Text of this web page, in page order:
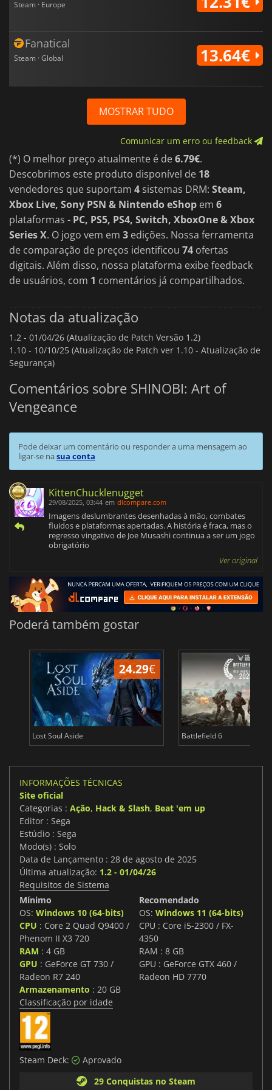
Steam · Europe
Fanatical
Steam · Global 13.64€
MOSTRAR TUDO
Comunicar um erro ou feedback
(*) O melhor preço atualmente é de6.79€.
Descobrimos este produto disponível de 18
vendedores que suportam 4 sistemas DRM: Steam,
Xbox Live, Sony PSN & Nintendo eShop em 6
plataformas - PC, PS5, PS4, Switch, XboxOne & Xbox
Series X. O jogo vem em 3 edições. Nossa ferramenta
de comparação de preços identificou 74 ofertas
digitais. Além disso, nossa plataforma exibe feedback
de usuários, com 1 comentários já compartilhados.
Notas da atualização
1.2 - 01/04/26 (Atualização de Patch Versão 1.2)
1.10 - 10/10/25 (Atualização de Patch ver 1.10 - Atualização de
Segurança)
Comentários sobre SHINOBI: Art of
Vengeance
Pode deixar um comentário ou responder a uma mensagem ao
ligar-se nasua conta
KittenChucklenugget
29/08/2025, 03:44 em dlcompare.com
Imagens deslumbrantes desenhadas à mão, combates
fluidos e plataformas apertadas. A história é fraca, mas o
regresso vingativo de Joe Musashi continua a ser um jogo
obrigatório
Ver original
Poderá também gostar
24.29€
Lost Soul Aside Battlefield 6
INFORMAÇÕES TÉCNICAS
Site oficial
Categorias : Ação, Hack & Slash, Beat 'em up
Editor : Sega
Estúdio : Sega
Modo(s) : Solo
Data de Lançamento : 28 de agosto de 2025
Última atualização: 1.2 - 01/04/26
Requisitos de Sistema
Mínimo
OS: Windows 10 (64-bits)
CPU : Core 2 Quad Q9400 /
Phenom II X3 720
RAM : 4 GB
GPU : GeForce GT 730 /
Radeon R7 240
Armazenamento : 20 GB
Recomendado
OS: Windows 11 (64-bits)
CPU : Core i5-2300 / FX-
4350
RAM : 8 GB
GPU : GeForce GTX 460 /
Radeon HD 7770
Classificação por idade
Steam Deck:
Aprovado
29 Conquistas no Steam